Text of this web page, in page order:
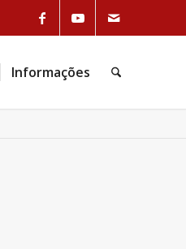
Link to Facebook
Link to Youtube
Informações Pesquisa